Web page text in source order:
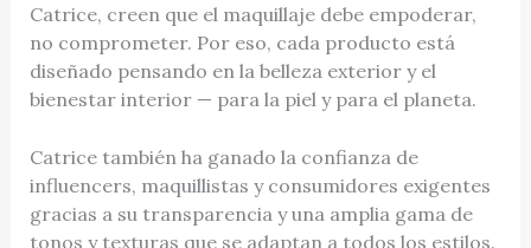
Catrice, creen que el maquillaje debe empoderar,
no comprometer. Por eso, cada producto está
diseñado pensando en la belleza exterior y el
bienestar interior — para la piel y para el planeta.
Catrice también ha ganado la confianza de
influencers, maquillistas y consumidores exigentes
gracias a su transparencia y una amplia gama de
tonos y texturas que se adaptan a todos los estilos.